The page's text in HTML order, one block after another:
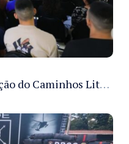
Sejusc participa da 5ª edição do Caminhos Literários com foco na cultura hip-hop nas unidades socioeducativas